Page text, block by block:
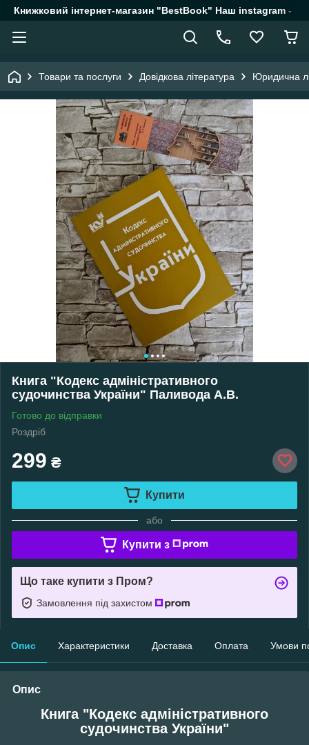
Книжковий інтернет-магазин "BestBook" Наш instagram -
Товари та послуги Довідкова література Юридична
Книга "Кодекс адміністративного
судочинства України" Паливода А.В.
Готово до відправки
Роздріб
299 ₴
Купити
або
Купити з
Що таке купити з Пром?
Замовлення під захистом
Опис Характеристики Доставка Оплата Умови
Опис
Книга "Кодекс адміністративного
судочинства України"